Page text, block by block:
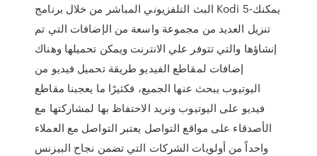
البث التلفزيوني المباشر من خلال برنامج Kodi 5-يمكنك
تنزيل العديد من مجموعة واسعة من الإضافات التي تم
إنشاؤها والتي تتوفر علي الانترنت ويمكن تحميلها وهناك
إضافات لمقاطع الفيديو طريقة تحميل فيديو من
اليوتيوب يبحث عنها الجميع، فكثيرًا ما يعجبنا مقاطع
فيديو على اليوتيوب ونريد الاحتفاظ بها لمشاركتها مع
الأصدقاء على مواقع التواصل يعتبر التواصل مع العملاء
واحداً من أولويات الشركات التي تضمن نجاح البيزنس